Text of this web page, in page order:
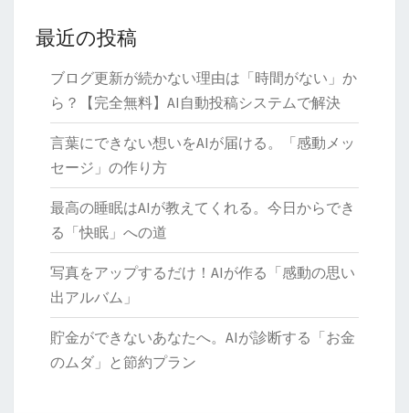
最近の投稿
ブログ更新が続かない理由は「時間がない」か
ら？【完全無料】AI自動投稿システムで解決
言葉にできない想いをAIが届ける。「感動メッ
セージ」の作り方
最高の睡眠はAIが教えてくれる。今日からでき
る「快眠」への道
写真をアップするだけ！AIが作る「感動の思い
出アルバム」
貯金ができないあなたへ。AIが診断する「お金
のムダ」と節約プラン